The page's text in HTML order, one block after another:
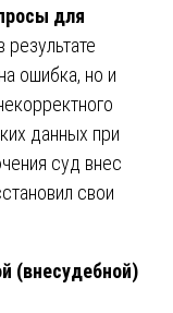
для
результате
ошибка, но и
данных при
суд внес
свои
(внесудебной)